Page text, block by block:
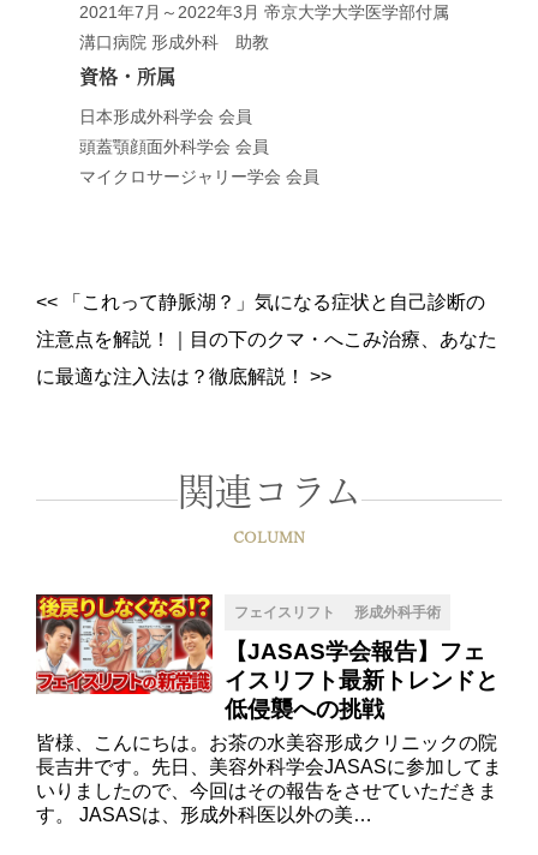
2021年7月～2022年3月 帝京大学大学医学部付属
溝口病院 形成外科 助教
資格・所属
日本形成外科学会 会員
頭蓋顎顔面外科学会 会員
マイクロサージャリー学会 会員
<<「これって静脈湖？」気になる症状と自己診断の
注意点を解説！
目の下のクマ・へこみ治療、あなた
に最適な注入法は？徹底解説！ >>
関連コラム
COLUMN
フェイスリフト 形成外科手術
【JASAS学会報告】フェ
イスリフト最新トレンドと
低侵襲への挑戦
皆様、こんにちは。お茶の水美容形成クリニックの院
長吉井です。先日、美容外科学会JASASに参加してま
いりましたので、今回はその報告をさせていただきま
す。 JASASは、形成外科医以外の美…